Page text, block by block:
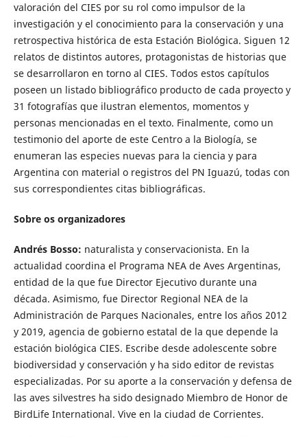
valoración del CIES por su rol como impulsor de la
investigación y el conocimiento para la conservación y una
retrospectiva histórica de esta Estación Biológica. Siguen 12
relatos de distintos autores, protagonistas de historias que
se desarrollaron en torno al CIES. Todos estos capítulos
poseen un listado bibliográfico producto de cada proyecto y
31 fotografías que ilustran elementos, momentos y
personas mencionadas en el texto. Finalmente, como un
testimonio del aporte de este Centro a la Biología, se
enumeran las especies nuevas para la ciencia y para
Argentina con material o registros del PN Iguazú, todas con
sus correspondientes citas bibliográficas.
Sobre os organizadores
Andrés Bosso: naturalista y conservacionista. En la
actualidad coordina el Programa NEA de Aves Argentinas,
entidad de la que fue Director Ejecutivo durante una
década. Asimismo, fue Director Regional NEA de la
Administración de Parques Nacionales, entre los años 2012
y 2019, agencia de gobierno estatal de la que depende la
estación biológica CIES. Escribe desde adolescente sobre
biodiversidad y conservación y ha sido editor de revistas
especializadas. Por su aporte a la conservación y defensa de
las aves silvestres ha sido designado Miembro de Honor de
BirdLife International. Vive en la ciudad de Corrientes.